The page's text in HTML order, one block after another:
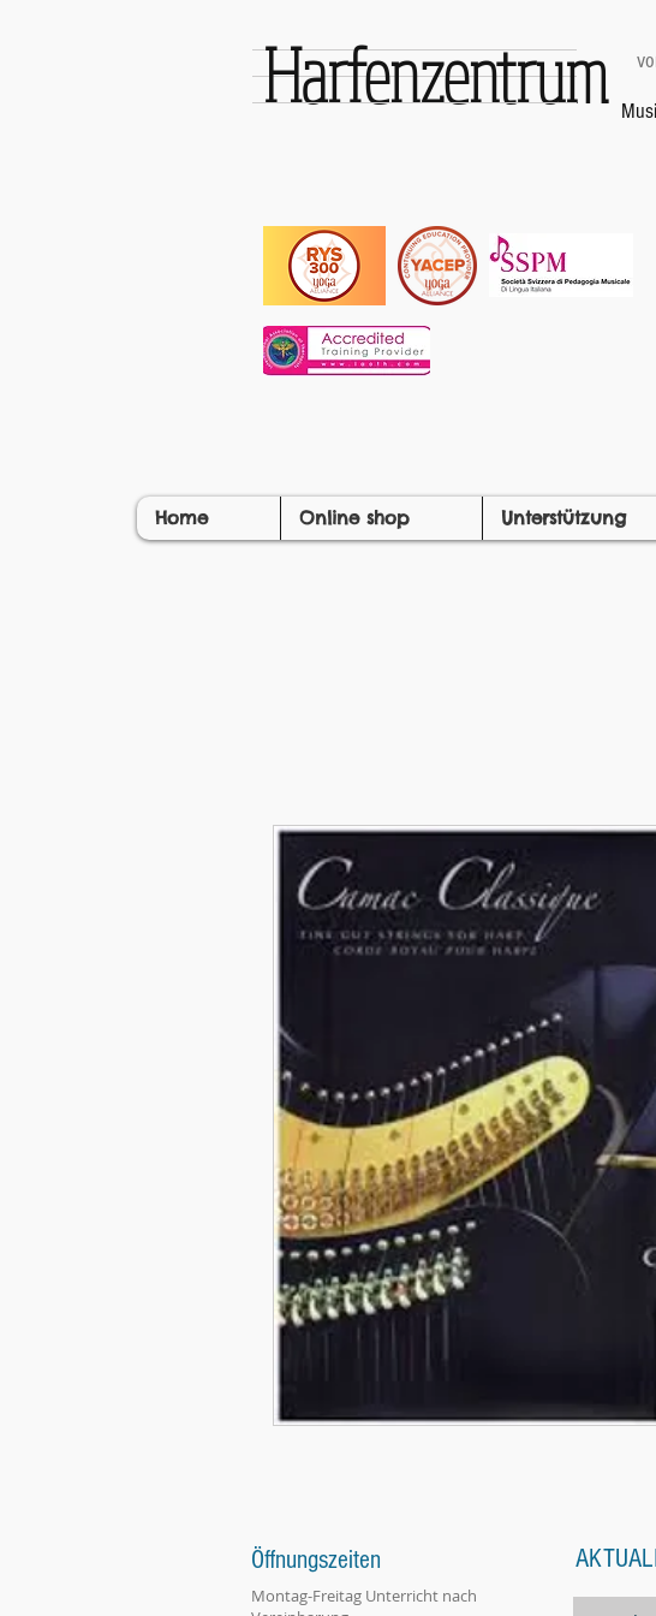
Harfenzentrum
Home Online shop Unterstützung
Öffnungszeiten
Montag-Freitag Unterricht nach